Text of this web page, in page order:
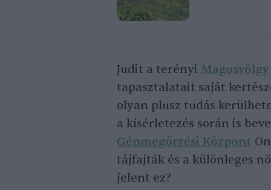
Judit a terényi
tapasztalatait saját
olyan plusz tudás
a kísérletezés során is
Génmegőrzési Központ
tájfajták és a különleges
jelent ez?